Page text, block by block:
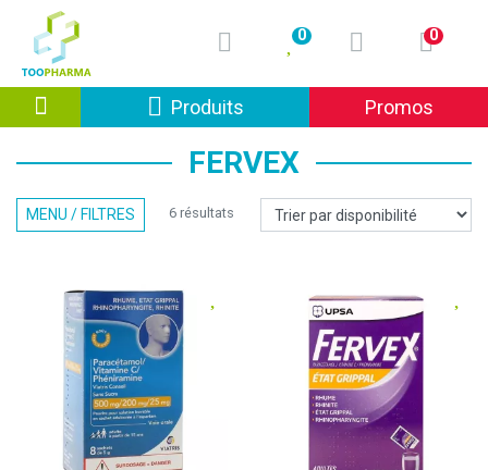
0 0
ProduitsAfficher la navigation
Promos
FERVEX
MENU / FILTRES 6 résultats